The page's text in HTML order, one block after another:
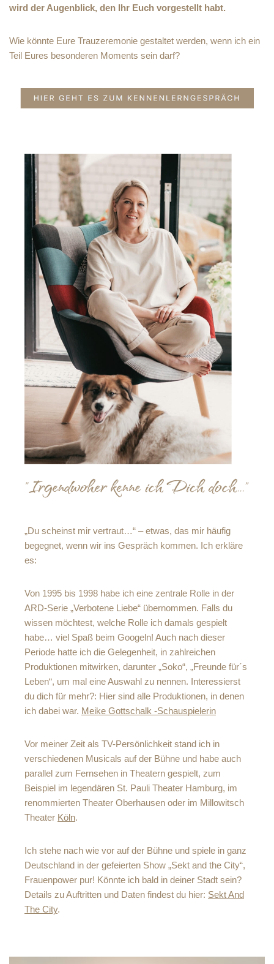
wird der Augenblick, den Ihr Euch vorgestellt habt.
Wie könnte Eure Trauzeremonie gestaltet werden, wenn ich ein
Teil Eures besonderen Moments sein darf?
„Du scheinst mir vertraut…“ – etwas, das mir häufig
begegnet, wenn wir ins Gespräch kommen. Ich erkläre
es:
Von 1995 bis 1998 habe ich eine zentrale Rolle in der
ARD-Serie „Verbotene Liebe“ übernommen. Falls du
wissen möchtest, welche Rolle ich damals gespielt
habe… viel Spaß beim Googeln! Auch nach dieser
Periode hatte ich die Gelegenheit, in zahlreichen
Produktionen mitwirken, darunter „Soko“, „Freunde für´s
Leben“, um mal eine Auswahl zu nennen. Interessierst
du dich für mehr?: Hier sind alle Produktionen, in denen
ich dabei war. Meike Gottschalk -Schauspielerin
Vor meiner Zeit als TV-Persönlichkeit stand ich in
verschiedenen Musicals auf der Bühne und habe auch
parallel zum Fernsehen in Theatern gespielt, zum
Beispiel im legendären St. Pauli Theater Hamburg, im
renommierten Theater Oberhausen oder im Millowitsch
Theater Köln.
Ich stehe nach wie vor auf der Bühne und spiele in ganz
Deutschland in der gefeierten Show „Sekt and the City“,
Frauenpower pur! Könnte ich bald in deiner Stadt sein?
Details zu Auftritten und Daten findest du hier: Sekt And
The City.